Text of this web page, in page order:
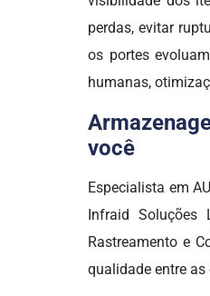
perdas, evitar
os portes
humanas,
você
Especialista em
Infraid Soluções
Rastreamento e
qualidade entre